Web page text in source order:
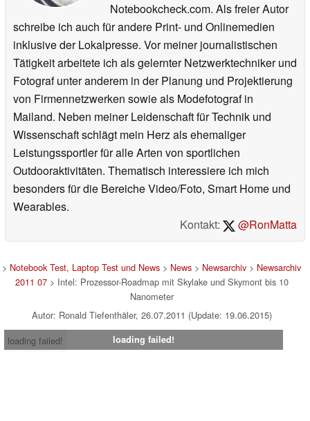
Notebookcheck.com. Als freier Autor
schreibe ich auch für andere Print- und Onlinemedien
inklusive der Lokalpresse. Vor meiner journalistischen
Tätigkeit arbeitete ich als gelernter Netzwerktechniker und
Fotograf unter anderem in der Planung und Projektierung
von Firmennetzwerken sowie als Modefotograf in
Mailand. Neben meiner Leidenschaft für Technik und
Wissenschaft schlägt mein Herz als ehemaliger
Leistungssportler für alle Arten von sportlichen
Outdooraktivitäten. Thematisch interessiere ich mich
besonders für die Bereiche Video/Foto, Smart Home und
Wearables.
Kontakt:
@RonMatta
> Notebook Test, Laptop Test und News > News > Newsarchiv > Newsarchiv
2011 07> Intel: Prozessor-Roadmap mit Skylake und Skymont bis 10
Nanometer
Autor: Ronald Tiefenthäler, 26.07.2011 (Update: 19.06.2015)
loading failed!
loading failed!